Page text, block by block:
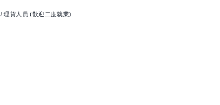
/理貨人員 (歡迎二度就業)